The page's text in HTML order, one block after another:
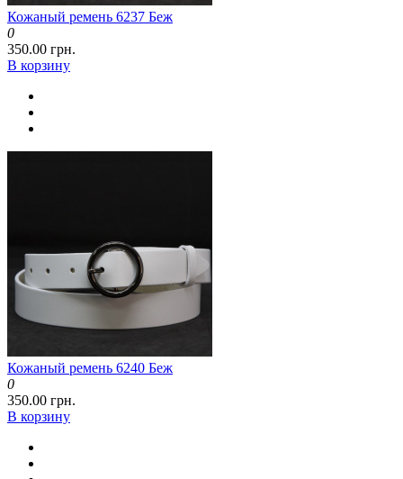
Кожаный ремень 6237 Беж
0
350.00 грн.
В корзину
Кожаный ремень 6240 Беж
0
350.00 грн.
В корзину